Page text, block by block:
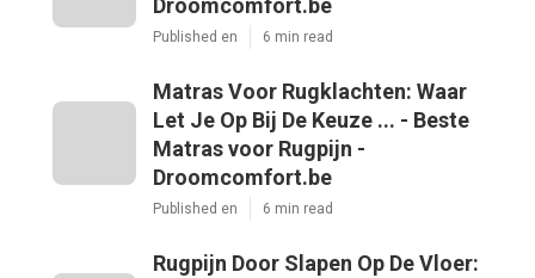
Droomcomfort.be
Published en 6 min read
Matras Voor Rugklachten: Waar
Let Je Op Bij De Keuze ... - Beste
Matras voor Rugpijn -
Droomcomfort.be
Published en 6 min read
Rugpijn Door Slapen Op De Vloer: